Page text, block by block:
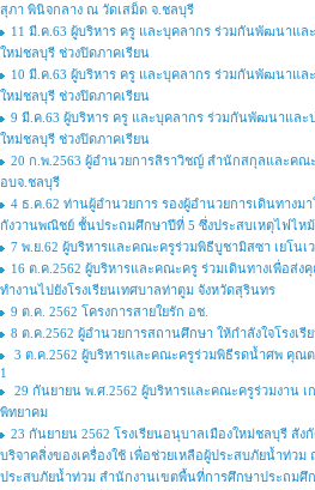
สุภา พินิจกลาง ณ วัดเสม็ด จ.ชลบุรี
11 มี.ค.63 ผู้บริหาร ครู และบุคลากร ร่วมกันพัฒนาแล
ใหม่ชลบุรี ช่วงปิดภาคเรียน
10 มี.ค.63 ผู้บริหาร ครู และบุคลากร ร่วมกันพัฒนาแล
ใหม่ชลบุรี ช่วงปิดภาคเรียน
9 มี.ค.63 ผู้บริหาร ครู และบุคลากร ร่วมกันพัฒนาและ
ใหม่ชลบุรี ช่วงปิดภาคเรียน
20 ก.พ.2563 ผู้อำนวยการสิราวิชญ์ สำนักสกุลและคณ
อบจ.ชลบุรี
4 ธ.ค.62 ท่านผู้อำนวยการ รองผู้อำนวยการเดินทางม
กังวานพณิชย์ ชั้นประถมศึกษาปีที่ 5 ซึ่งประสบเหตุไฟไหม้
7 พ.ย.62 ผู้บริหารและคณะครูร่วมพิธีบูชามิสซา เยโนเ
16 ต.ค.2562 ผู้บริหารและคณะครู ร่วมเดินทางเพื่อส่
ทำงานไปยังโรงเรียนเทศบาลท่าตูม จังหวัดสุรินทร
9 ต.ค. 2562 โครงการสายใยรัก อช.
8 ต.ค.2562 ผู้อำนวยการสถานศึกษา ให้กำลังใจโรง
3 ต.ค.2562 ผู้บริหารและคณะครูร่วมพิธีรดน้ำศพ คุณ
1
29 กันยายน พ.ศ.2562 ผู้บริหารและคณะครูร่วมงาน
พิทยาคม
23 กันยายน 2562 โรงเรียนอนุบาลเมืองใหม่ชลบุรี สั
บริจาคสิ่งของเครื่องใช้ เพื่อช่วยเหลือผู้ประสบภัยน้ำท่ว
ประสบภัยน้ำท่วม สำนักงานเขตพื้นที่การศึกษาประถมศึ